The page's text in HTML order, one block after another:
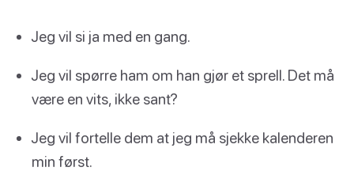
Jeg vil si ja med en gang.
Jeg vil spørre ham om han gjør et sprell. Det må
være en vits, ikke sant?
Jeg vil fortelle dem at jeg må sjekke kalenderen
min først.